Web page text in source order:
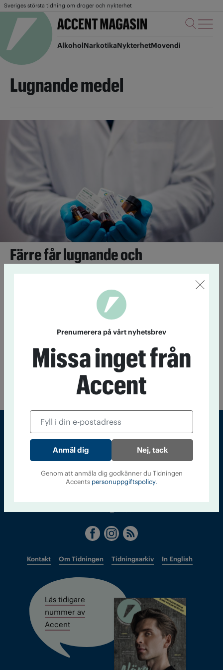
Sveriges största tidning om droger och nykterhet
AlkoholNarkotikaNykterhetMovendi
Lugnande medel
Färre får lugnande och
sömnmedel på recept
Förskrivningen av beroendeframkallande
Unik kartläggning avslöjar
missbruk av läkemedel
18 augusti 2016Fler än var tionde svensk har använt
beroendeframkallande läkemedel utan läkares ordination.
Bättre samordning och nytt fokus i vården krävs för att
Sveriges största tidning om droger och nykterhet
Tidningen Accent, A4, Bondegatan 21, 116 33 Stockholm
accent@iogt.se
Chefredaktör och ansvarig utgivare: Barbro Janson Lundkvist,
barbro@a4.se.
Kontakt Om Tidningen Tidningsarkiv In English
Läs tidigare
nummer av
Accent
Prenumerera på vårt nyhetsbrev
Missa inget från
Accent
Nej, tack
Genom att anmäla dig godkänner du Tidningen
Accents personuppgiftspolicy.